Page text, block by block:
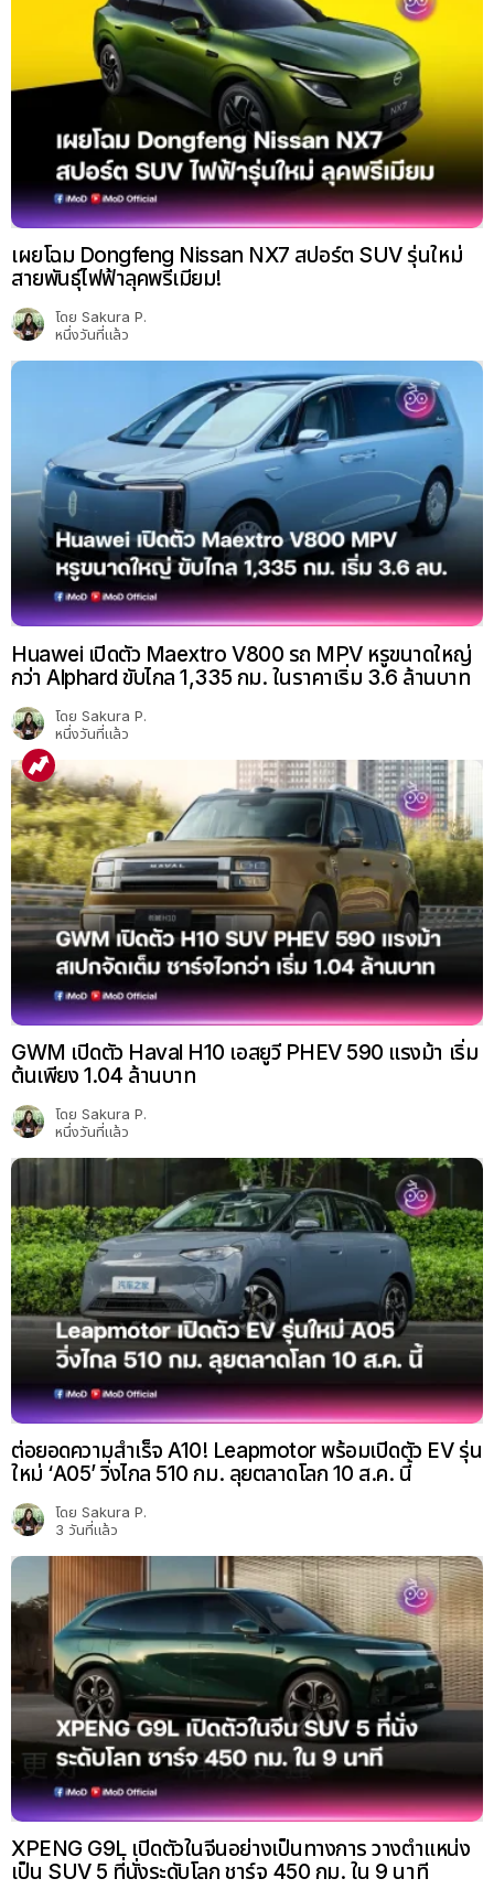
เผยโฉม Dongfeng Nissan NX7 สปอร์ต SUV รุ่นใหม่
สายพันธุ์ไฟฟ้าลุคพรีเมียม!
โดย Sakura P.
หนึ่งวันที่แล้ว
Huawei เปิดตัว Maextro V800 รถ MPV หรูขนาดใหญ่
กว่า Alphard ขับไกล 1,335 กม. ในราคาเริ่ม 3.6 ล้านบาท
โดย Sakura P.
หนึ่งวันที่แล้ว
GWM เปิดตัว Haval H10 เอสยูวี PHEV 590 แรงม้า เริ่ม
ต้นเพียง 1.04 ล้านบาท
โดย Sakura P.
หนึ่งวันที่แล้ว
ต่อยอดความสำเร็จ A10! Leapmotor พร้อมเปิดตัว EV รุ่น
ใหม่ ‘A05’ วิ่งไกล 510 กม. ลุยตลาดโลก 10 ส.ค. นี้
โดย Sakura P.
3 วันที่แล้ว
XPENG G9L เปิดตัวในจีนอย่างเป็นทางการ วางตำแหน่ง
เป็น SUV 5 ที่นั่งระดับโลก ชาร์จ 450 กม. ใน 9 นาที